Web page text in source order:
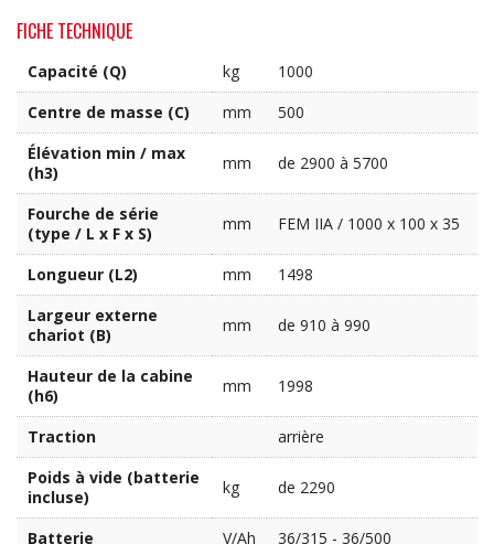
FICHE TECHNIQUE
Capacité (Q) kg
1000
Centre de masse (C)
mm
500
Élévation min / max
(h3)
mm de 2900 à 5700
Fourche de série
(type / L x F x S)
mm FEM IIA / 1000 x 100 x 35
Longueur (L2) mm
1498
Largeur externe
chariot (B)
mm de 910 à 990
Hauteur de la cabine
(h6)
mm 1998
Traction
arrière
Poids à vide (batterie
incluse)
kg de 2290
Batterie V/Ah
36/315 - 36/500